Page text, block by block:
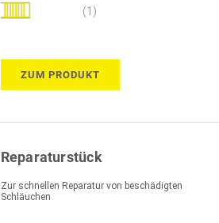
Bewertung:
(1)
ZUM PRODUKT
Reparaturstück
Zur schnellen Reparatur von beschädigten
Schläuchen